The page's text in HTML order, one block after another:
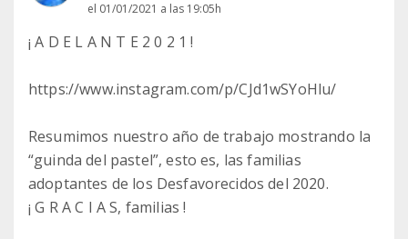
el 01/01/2021 a las 19:05h
¡ A D E L A N T E 2 0 2 1 !
https://www.instagram.com/p/CJd1wSYoHlu/
Resumimos nuestro año de trabajo mostrando la
“guinda del pastel”, esto es, las familias
adoptantes de los Desfavorecidos del 2020.
¡ G R A C I A S, familias !